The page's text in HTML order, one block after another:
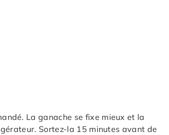
La ganache se fixe mieux et la
Sortez-la 15 minutes avant de